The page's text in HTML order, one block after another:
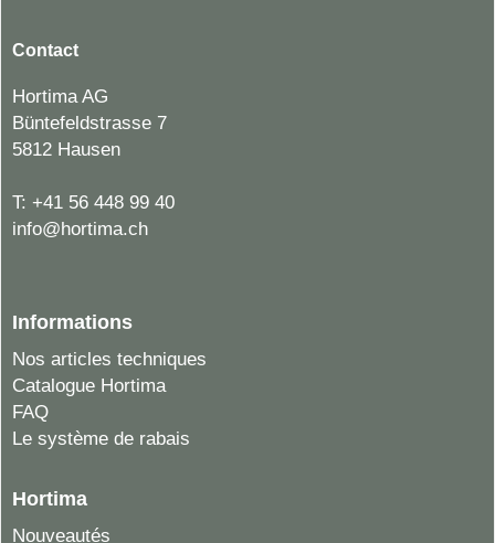
Contact
Hortima AG
Büntefeldstrasse 7
5812 Hausen
T: +41 56 448 99 40
info@hortima.ch
Informations
Nos articles techniques
Catalogue Hortima
FAQ
Le système de rabais
Hortima
Nouveautés